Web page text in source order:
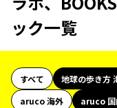
ック一覧
すべて 地球の歩き方
aruco 海外
aruco 国